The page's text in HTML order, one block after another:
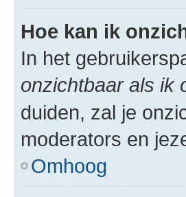
Hoe kan ik
In het
onzichtbaar als ik
duiden, zal je
moderators en
Omhoog